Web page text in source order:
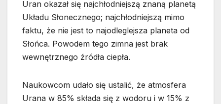
Uran okazał się najchłodniejszą znaną planetą
Układu Słonecznego; najchłodniejszą mimo
faktu, że nie jest to najodleglejsza planeta od
Słońca. Powodem tego zimna jest brak
wewnętrznego źródła ciepła.
Naukowcom udało się ustalić, że atmosfera
Urana w 85% składa się z wodoru i w 15% z